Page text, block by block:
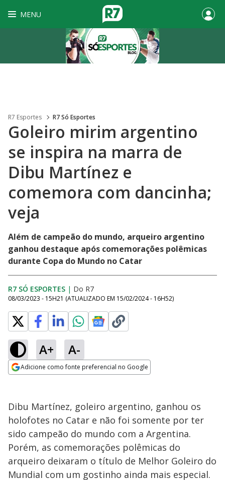
MENU
R7 Esportes R7 Só Esportes
Goleiro mirim argentino
se inspira na marra de
Dibu Martínez e
comemora com dancinha;
veja
Além de campeão do mundo, arqueiro argentino
ganhou destaque após comemorações polêmicas
durante Copa do Mundo no Catar
R7 SÓ ESPORTES | Do R7
08/03/2023 - 15H21 (ATUALIZADO EM 15/02/2024 - 16H52)
A+ A-
Adicione como fonte preferencial no Google
Dibu Martínez, goleiro argentino, ganhou os
holofotes no Catar e não foi somente por ter
sido campeão do mundo com a Argentina.
Porém, as comemorações polêmicas do
arqueiro deixaram o título de Melhor Goleiro do
Mundial com um gostinho ainda mais especial.